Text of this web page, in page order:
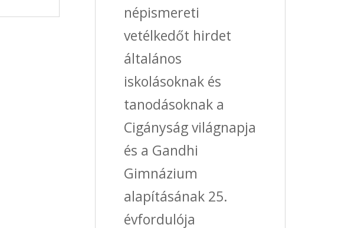
népismereti
vetélkedőt hirdet
általános
iskolásoknak és
tanodásoknak a
Cigányság világnapja
és a Gandhi
Gimnázium
alapításának 25.
évfordulója